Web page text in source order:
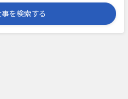
事を検索する